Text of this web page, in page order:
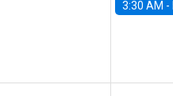
3:30 AM -